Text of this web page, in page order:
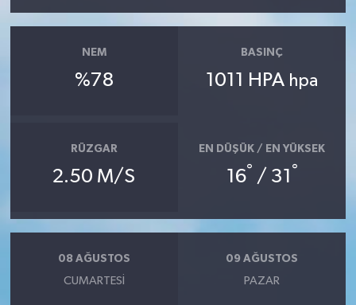
NEM
%78
BASINÇ
1011 HPA hpa
RÜZGAR
2.50 M/S
EN DÜŞÜK / EN YÜKSEK
16° / 31 °
08 AĞUSTOS
CUMARTESI
09 AĞUSTOS
PAZAR